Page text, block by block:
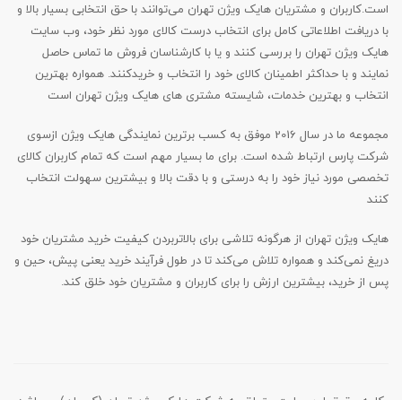
است.کاربران و مشتریان هایک ویژن تهران می‌‏‌توانند با حق انتخابی بسیار بالا و
با دریافت اطلاعاتی کامل برای انتخاب درست کالای مورد نظر خود، وب سایت
هایک ویژن تهران را بررسی کنند و یا با کارشناسان فروش ما تماس حاصل
نمایند و با حداکثر اطمینان کالای خود را انتخاب و خریدکنند. همواره بهترین
انتخاب و بهترین خدمات، شایسته مشتری های هایک ویژن تهران است
مجموعه ما در سال 2016 موفق به کسب برترین نمایندگی هایک ویژن ازسوی
شرکت پارس ارتباط شده است. برای ما بسیار مهم است که تمام کاربران کالای
تخصصی مورد نیاز خود را به درستی و با دقت بالا و بیشترین سهولت انتخاب
کنند
هایک ویژن تهران از هرگونه تلاشی برای بالاتربردن کیفیت خرید مشتریان خود
دریغ نمی‏‌کند و همواره تلاش می‏‌کند تا در طول فرآیند خرید یعنی پیش، حین و
پس از خرید، بیشترین ارزش را برای کاربران و مشتریان خود خلق کند.